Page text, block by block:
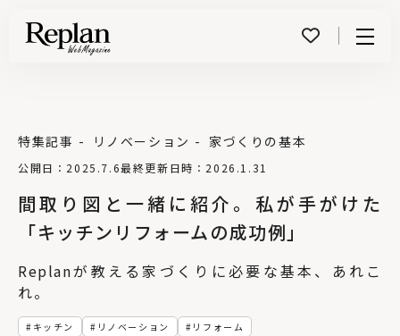
間取り図と一緒に紹介。私が手がけた
「キッチンリフォームの成功例」
公開日：2025.7.6最終更新日時：2026.1.31
特集記事 リノベーション 家づくりの基本
キッチン リノベーション リフォーム
Replanが教える家づくりに必要な基本、あれこ
れ。